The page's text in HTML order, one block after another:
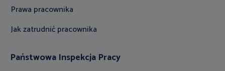
Prawa pracownika
Jak zatrudnić pracownika
Państwowa Inspekcja Pracy